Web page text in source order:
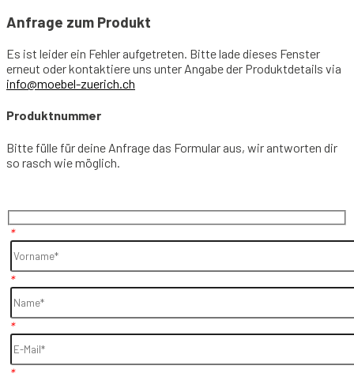
Anfrage zum Produkt
Es ist leider ein Fehler aufgetreten. Bitte lade dieses Fenster
erneut oder kontaktiere uns unter Angabe der Produktdetails via
info@moebel-zuerich.ch
Produktnummer
Bitte fülle für deine Anfrage das Formular aus, wir antworten dir
so rasch wie möglich.
*
*
*
*